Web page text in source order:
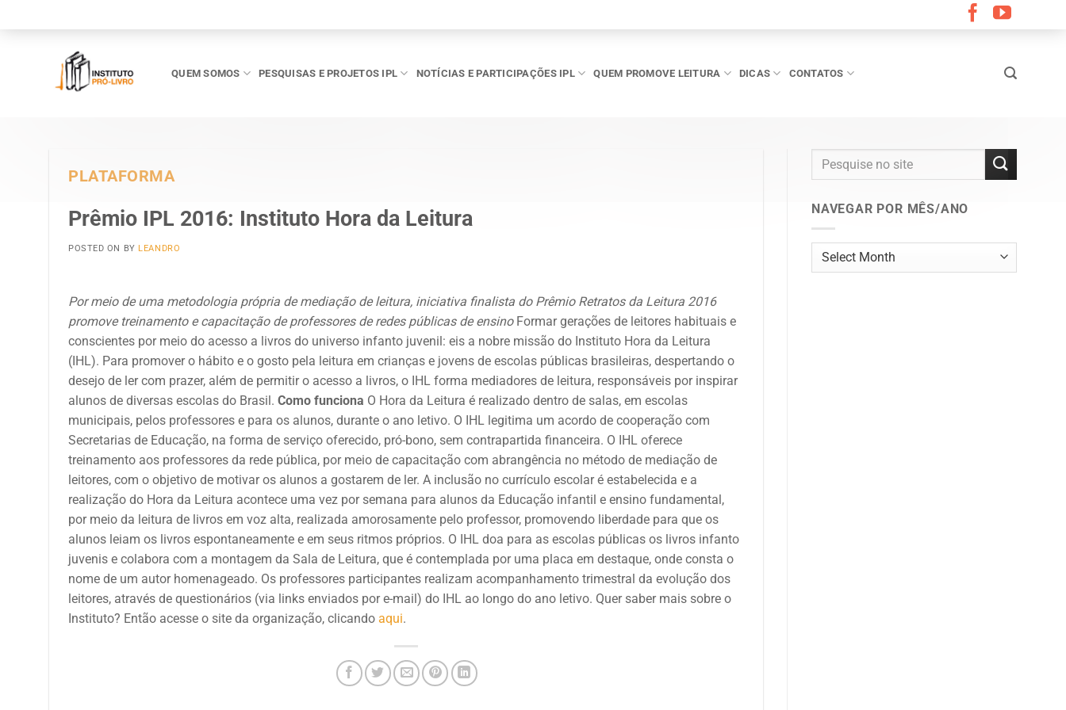
QUEM SOMOS PESQUISAS E PROJETOS IPL NOTÍCIAS E PARTICIPAÇÕES IPL QUEM PROMOVE LEITURA DICAS CONTATOS
PLATAFORMA
Prêmio IPL 2016: Instituto Hora da Leitura
POSTED ON BY LEANDRO
Por meio de uma metodologia própria de mediação de leitura, iniciativa finalista do Prêmio Retratos da Leitura 2016
promove treinamento e capacitação de professores de redes públicas de ensinoFormar gerações de leitores habituais e
conscientes por meio do acesso a livros do universo infanto juvenil: eis a nobre missão do Instituto Hora da Leitura
(IHL). Para promover o hábito e o gosto pela leitura em crianças e jovens de escolas públicas brasileiras, despertando o
desejo de ler com prazer, além de permitir o acesso a livros, o IHL forma mediadores de leitura, responsáveis por inspirar
alunos de diversas escolas do Brasil. Como funciona O Hora da Leitura é realizado dentro de salas, em escolas
municipais, pelos professores e para os alunos, durante o ano letivo. O IHL legitima um acordo de cooperação com
Secretarias de Educação, na forma de serviço oferecido, pró-bono, sem contrapartida financeira. O IHL oferece
treinamento aos professores da rede pública, por meio de capacitação com abrangência no método de mediação de
leitores, com o objetivo de motivar os alunos a gostarem de ler. A inclusão no currículo escolar é estabelecida e a
realização do Hora da Leitura acontece uma vez por semana para alunos da Educação infantil e ensino fundamental,
por meio da leitura de livros em voz alta, realizada amorosamente pelo professor, promovendo liberdade para que os
alunos leiam os livros espontaneamente e em seus ritmos próprios. O IHL doa para as escolas públicas os livros infanto
juvenis e colabora com a montagem da Sala de Leitura, que é contemplada por uma placa em destaque, onde consta o
nome de um autor homenageado. Os professores participantes realizam acompanhamento trimestral da evolução dos
leitores, através de questionários (via links enviados por e-mail) do IHL ao longo do ano letivo. Quer saber mais sobre o
Instituto? Então acesse o site da organização, clicando aqui.
NAVEGAR POR MÊS/ANO
Navegar
por